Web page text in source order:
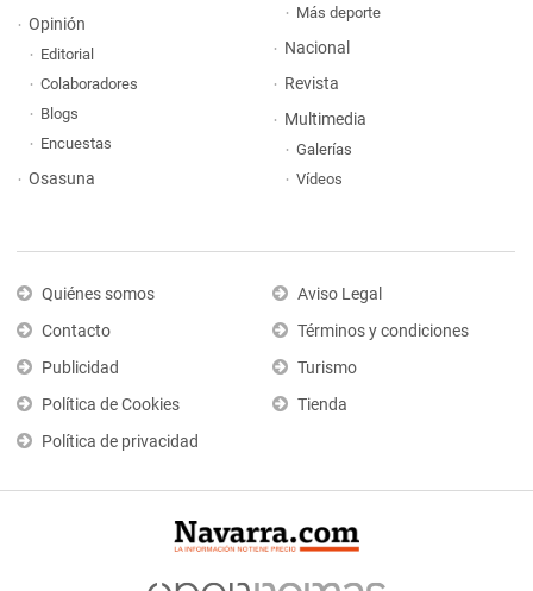
Opinión
Editorial
Colaboradores
Blogs
Encuestas
Osasuna
Más deporte
Nacional
Revista
Multimedia
Galerías
Vídeos
Quiénes somos
Contacto
Publicidad
Política de Cookies
Política de privacidad
Aviso Legal
Términos y condiciones
Turismo
Tienda